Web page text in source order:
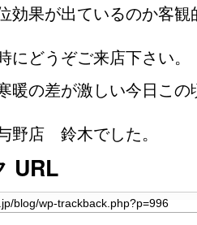
効果が出ているのか客
にどうぞご来店下さい。
暖の差が激しい今日こ
野店 鈴木でした。
URL